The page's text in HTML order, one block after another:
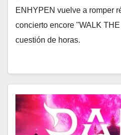
ENHYPEN vuelve a romper
concierto encore "WALK
cuestión de horas.